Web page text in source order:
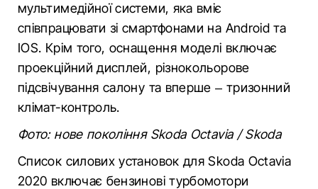
мультимедійної системи, яка вміє
співпрацювати зі смартфонами на Android та
IOS. Крім того, оснащення моделі включає
проекційний дисплей, різнокольорове
підсвічування салону та вперше – тризонний
клімат-контроль.
Фото: нове покоління Skoda Octavia / Skoda
Список силових установок для Skoda Octavia
2020 включає бензинові турбомотори